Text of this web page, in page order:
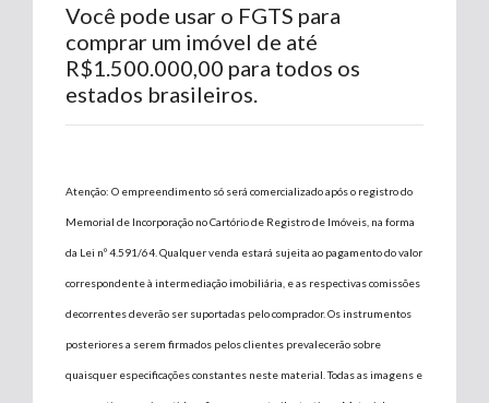
Você pode usar o FGTS para
comprar um imóvel de até
R$1.500.000,00 para todos os
estados brasileiros.
Atenção: O empreendimento só será comercializado após o registro do
Memorial de Incorporação no Cartório de Registro de Imóveis, na forma
da Lei nº 4.591/64. Qualquer venda estará sujeita ao pagamento do valor
correspondente à intermediação imobiliária, e as respectivas comissões
decorrentes deverão ser suportadas pelo comprador. Os instrumentos
posteriores a serem firmados pelos clientes prevalecerão sobre
quaisquer especificações constantes neste material. Todas as imagens e